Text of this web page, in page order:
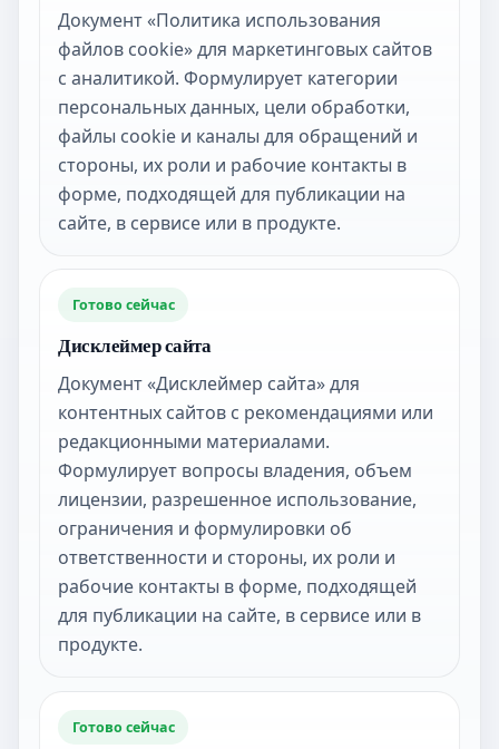
Документ «Политика использования
файлов cookie» для маркетинговых сайтов
с аналитикой. Формулирует категории
персональных данных, цели обработки,
файлы cookie и каналы для обращений и
стороны, их роли и рабочие контакты в
форме, подходящей для публикации на
сайте, в сервисе или в продукте.
Готово сейчас
Дисклеймер сайта
Документ «Дисклеймер сайта» для
контентных сайтов с рекомендациями или
редакционными материалами.
Формулирует вопросы владения, объем
лицензии, разрешенное использование,
ограничения и формулировки об
ответственности и стороны, их роли и
рабочие контакты в форме, подходящей
для публикации на сайте, в сервисе или в
продукте.
Готово сейчас